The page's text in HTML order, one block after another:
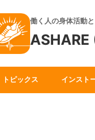
働く人の身体活動
ASHARE
トピックス インスト